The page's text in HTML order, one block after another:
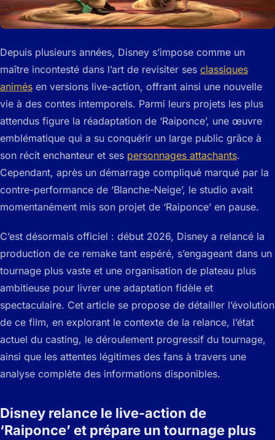
Depuis plusieurs années, Disney s’impose comme un
maître incontesté dans l’art de revisiter ses classiques
animés en versions live-action, offrant ainsi une nouvelle
vie à des contes intemporels. Parmi leurs projets les plus
attendus figure la réadaptation de ‘Raiponce’, une œuvre
emblématique qui a su conquérir un large public grâce à
son récit enchanteur et ses personnages attachants.
Cependant, après un démarrage compliqué marqué par la
contre-performance de ‘Blanche-Neige’, le studio avait
momentanément mis son projet de ‘Raiponce’ en pause.
C’est désormais officiel : début 2026, Disney a relancé la
production de ce remake tant espéré, s’engageant dans un
tournage plus vaste et une organisation de plateau plus
ambitieuse pour livrer une adaptation fidèle et
spectaculaire. Cet article se propose de détailler l’évolution
de ce film, en explorant le contexte de la relance, l’état
actuel du casting, le déroulement progressif du tournage,
ainsi que les attentes légitimes des fans à travers une
analyse complète des informations disponibles.
Disney relance le live-action de
‘Raiponce’ et prépare un tournage plus